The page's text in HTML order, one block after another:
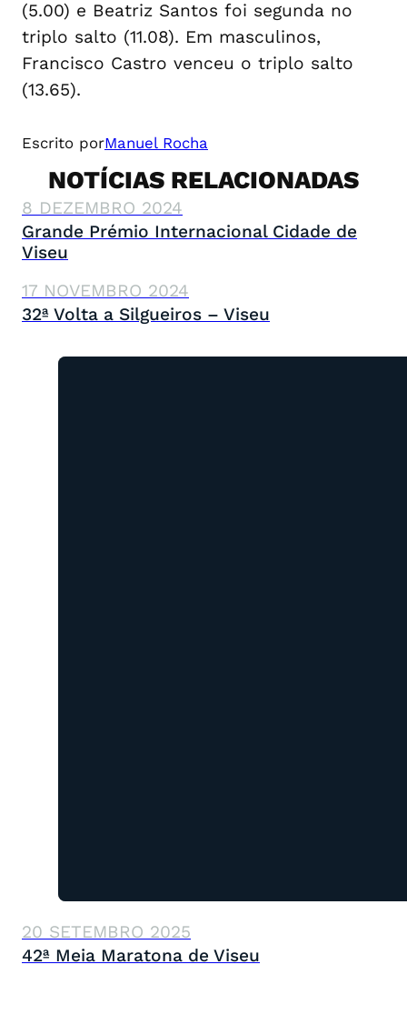
(5.00) e Beatriz Santos foi segunda no
triplo salto (11.08). Em masculinos,
Francisco Castro venceu o triplo salto
(13.65).
Escrito porManuel Rocha
NOTÍCIAS RELACIONADAS
8 DEZEMBRO 2024
Grande Prémio Internacional Cidade de
Viseu
17 NOVEMBRO 2024
32ª Volta a Silgueiros – Viseu
20 SETEMBRO 2025
42ª Meia Maratona de Viseu